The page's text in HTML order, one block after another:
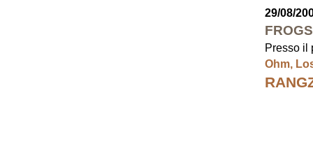
29/08/
Presso il
Ohm,